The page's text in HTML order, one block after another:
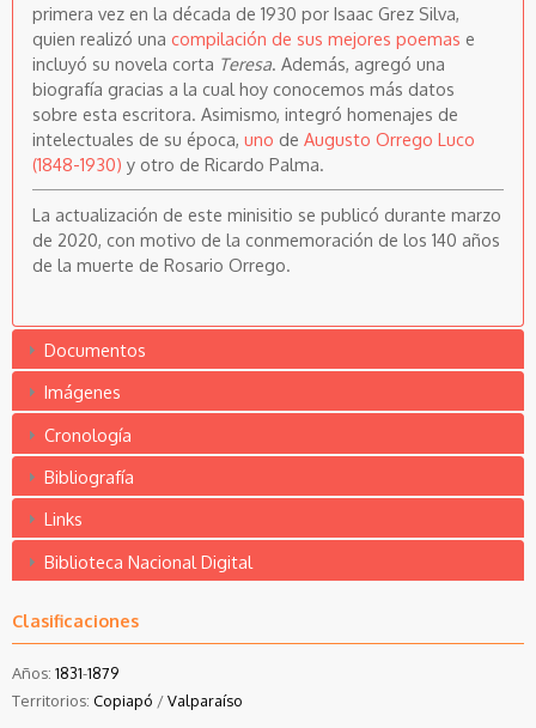
primera vez en la década de 1930 por Isaac Grez Silva,
quien realizó una compilación de sus mejores poemas e
incluyó su novela corta Teresa. Además, agregó una
biografía gracias a la cual hoy conocemos más datos
sobre esta escritora. Asimismo, integró homenajes de
intelectuales de su época, uno de Augusto Orrego Luco
(1848-1930) y otro de Ricardo Palma.
La actualización de este minisitio se publicó durante marzo
de 2020, con motivo de la conmemoración de los 140 años
de la muerte de Rosario Orrego.
Documentos
Imágenes
Cronología
Bibliografía
Links
Biblioteca Nacional Digital
Clasificaciones
Años: 1831-1879
Territorios: Copiapó /Valparaíso